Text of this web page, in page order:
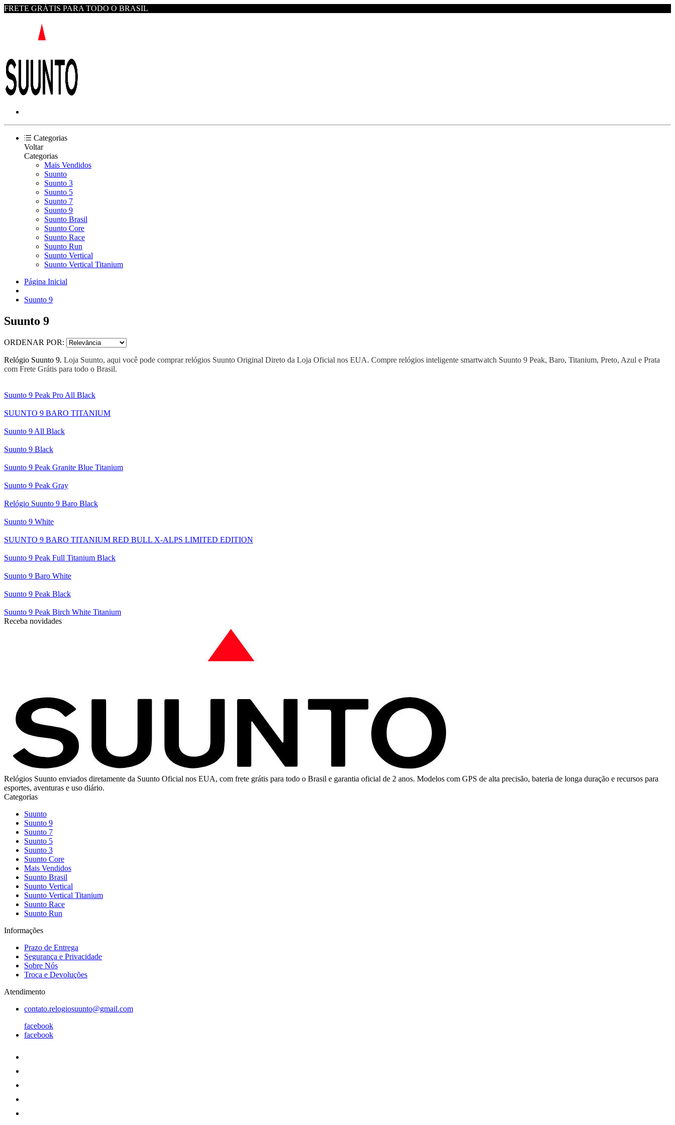
FRETE GRÁTIS PARA TODO O BRASIL
Categorias
Voltar
Categorias
Mais Vendidos
Suunto
Suunto 3
Suunto 5
Suunto 7
Suunto 9
Suunto Brasil
Suunto Core
Suunto Race
Suunto Run
Suunto Vertical
Suunto Vertical Titanium
Página Inicial
Suunto 9
Suunto 9
ORDENAR POR:
Relógio Suunto 9. Loja Suunto, aqui você pode comprar relógios Suunto Original Direto da Loja Oficial nos EUA. Compre relógios inteligente smartwatch Suunto 9 Peak, Baro, Titanium, Preto, Azul e Prata
com Frete Grátis para todo o Brasil.
Suunto 9 Peak Pro All Black
SUUNTO 9 BARO TITANIUM
Suunto 9 All Black
Suunto 9 Black
Suunto 9 Peak Granite Blue Titanium
Suunto 9 Peak Gray
Relógio Suunto 9 Baro Black
Suunto 9 White
SUUNTO 9 BARO TITANIUM RED BULL X-ALPS LIMITED EDITION
Suunto 9 Peak Full Titanium Black
Suunto 9 Baro White
Suunto 9 Peak Black
Suunto 9 Peak Birch White Titanium
Receba novidades
Relógios Suunto enviados diretamente da Suunto Oficial nos EUA, com frete grátis para todo o Brasil e garantia oficial de 2 anos. Modelos com GPS de alta precisão, bateria de longa duração e recursos para
esportes, aventuras e uso diário.
Categorias
Suunto
Suunto 9
Suunto 7
Suunto 5
Suunto 3
Suunto Core
Mais Vendidos
Suunto Brasil
Suunto Vertical
Suunto Vertical Titanium
Suunto Race
Suunto Run
Informações
Prazo de Entrega
Segurança e Privacidade
Sobre Nós
Troca e Devoluções
Atendimento
contato.relogiosuunto@gmail.com
facebook
facebook